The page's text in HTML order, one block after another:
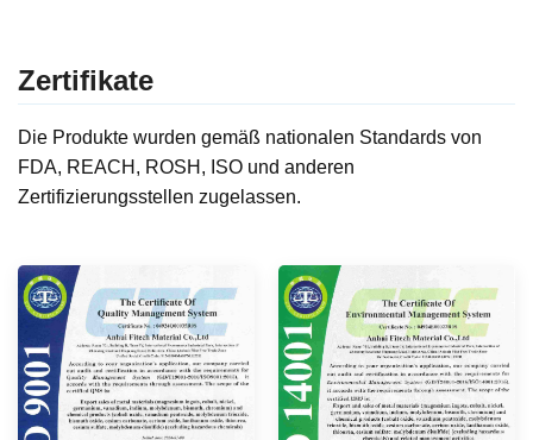
Zertifikate
Die Produkte wurden gemäß nationalen Standards von
FDA, REACH, ROSH, ISO und anderen
Zertifizierungsstellen zugelassen.